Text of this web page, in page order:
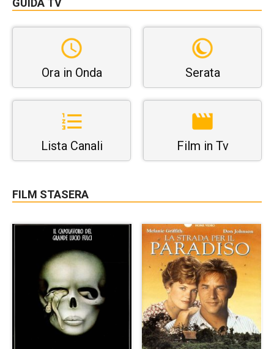
GUIDA TV
Ora in Onda Serata
Lista Canali Film in Tv
FILM STASERA